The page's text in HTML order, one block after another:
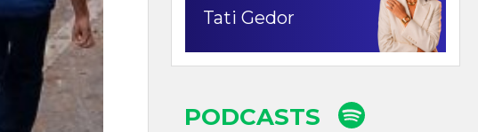
Tati Gedor
PODCASTS